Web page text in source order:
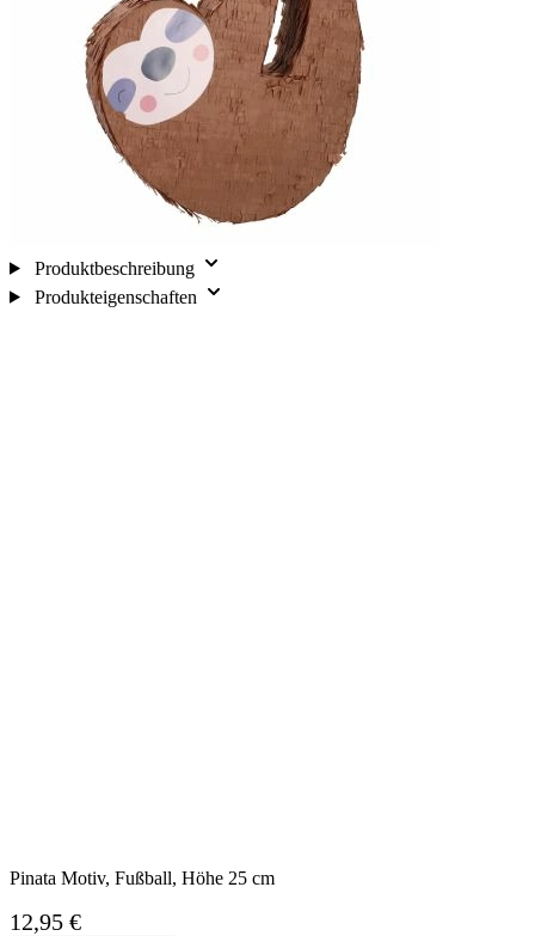
Produktbeschreibung
Produkteigenschaften
Pinata Motiv, Fußball, Höhe 25 cm
12,95 €